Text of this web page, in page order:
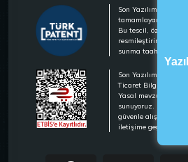
Son Yazılım olarak,
tamamlayarak
Bu tescil,
resmileştirirken,
sunma
Son Yazılım olarak,
Ticaret Bilgi Sistemi
Yasal mevzuata
sunuyoruz.
güvenle alışveriş
iletişime